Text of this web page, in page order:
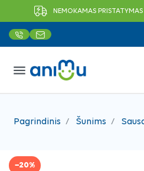
NEMOKAMAS
menu
Pagrindinis Šunims
−20%